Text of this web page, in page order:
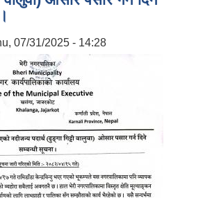
07/31/2025 - 14:28